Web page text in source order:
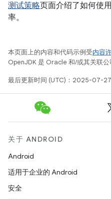
测试策略页面介绍了如何使
率。
本页面上的内容和代码示例受内容
OpenJDK 是 Oracle 和/或其关联公
最后更新时间 (UTC)：2025-07-27
关于 ANDROID
Android
适用于企业的 Android
安全